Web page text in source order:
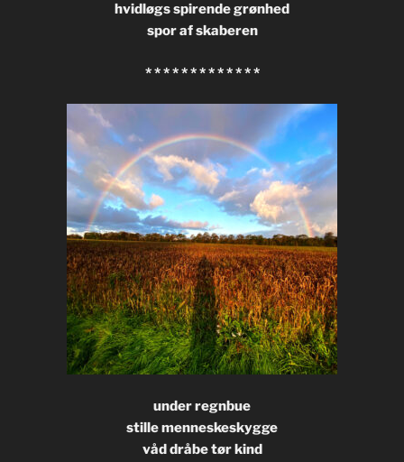
hvidløgs spirende grønhed
spor af skaberen
* * * * * * * * * * * * *
under regnbue
stille menneskeskygge
våd dråbe tør kind